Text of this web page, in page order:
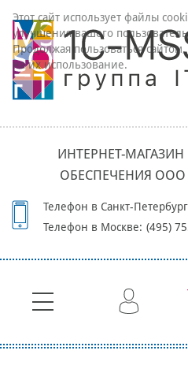
ИНТЕРНЕТ-
ОБЕСПЕЧЕНИЯ ООО
Телефон в Санкт-
Телефон в Москве: (495)
Этот сайт использует файлы
улучшения вашего
Продолжая пользоваться
на их использование.